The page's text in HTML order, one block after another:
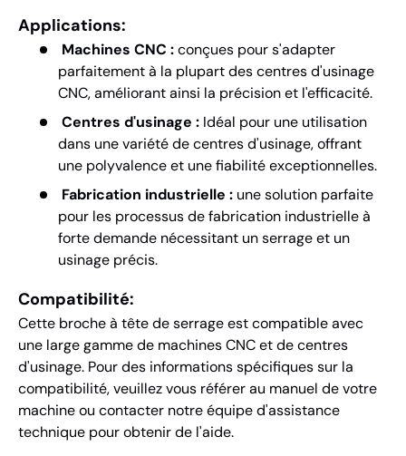
Applications:
Machines CNC :conçues pour s'adapter
parfaitement à la plupart des centres d'usinage
CNC, améliorant ainsi la précision et l'efficacité.
Centres d'usinage : Idéal pour une utilisation
dans une variété de centres d'usinage, offrant
une polyvalence et une fiabilité exceptionnelles.
Fabrication industrielle : une solution parfaite
pour les processus de fabrication industrielle à
forte demande nécessitant un serrage et un
usinage précis.
Compatibilité:
Cette broche à tête de serrage est compatible avec
une large gamme de machines CNC et de centres
d'usinage. Pour des informations spécifiques sur la
compatibilité, veuillez vous référer au manuel de votre
machine ou contacter notre équipe d'assistance
technique pour obtenir de l'aide.